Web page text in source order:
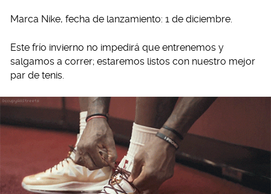
Marca Nike, fecha de lanzamiento: 1 de diciembre.
Este frío invierno no impedirá que entrenemos y
salgamos a correr; estaremos listos con nuestro mejor
par de tenis.